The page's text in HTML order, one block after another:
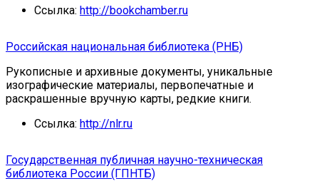
Ссылка: http://bookchamber.ru
Российская национальная библиотека (РНБ)
Рукописные и архивные документы, уникальные
изографические материалы, первопечатные и
раскрашенные вручную карты, редкие книги.
Ссылка: http://nlr.ru
Государственная публичная научно-техническая
библиотека России (ГПНТБ)